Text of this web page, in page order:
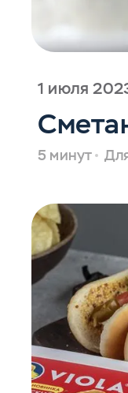
1 июля
5 минут